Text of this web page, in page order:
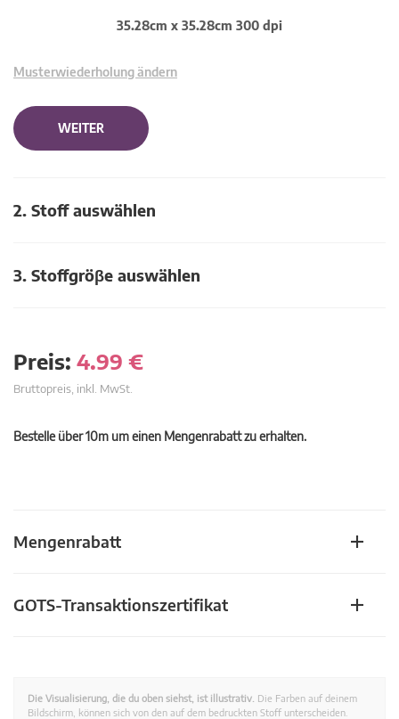
35.28cm x 35.28cm 300 dpi
Musterwiederholung ändern
WEITER
2. Stoff auswählen
3. Stoffgröβe auswählen
Preis: 4.99 €
Bruttopreis, inkl. MwSt.
Bestelle über 10m um einen Mengenrabatt zu erhalten.
Mengenrabatt
GOTS-Transaktionszertifikat
Die Visualisierung, die du oben siehst, ist illustrativ. Die Farben auf deinem
Bildschirm, können sich von den auf dem bedruckten Stoff unterscheiden.